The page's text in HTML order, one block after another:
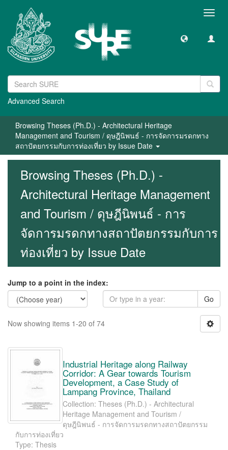
Advanced Search
Browsing Theses (Ph.D.) - Architectural Heritage
Management and Tourism / ดุษฎีนิพนธ์ - การจัดการมรดกทาง
สถาปัตยกรรมกับการท่องเที่ยว by Issue Date
Browsing Theses (Ph.D.) -
Architectural Heritage Management
and Tourism / ดุษฎีนิพนธ์ - การ
จัดการมรดกทางสถาปัตยกรรมกับการ
ท่องเที่ยว by Issue Date
Jump to a point in the index:
Go
Now showing items 1-20 of 74
Industrial Heritage along Railway
Corridor: A Gear towards Tourism
Development, a Case Study of
Lampang Province, Thailand
Collection: Theses (Ph.D.) - Architectural
Heritage Management and Tourism /
ดุษฎีนิพนธ์ - การจัดการมรดกทางสถาปัตยกรรม
กับการท่องเที่ยว
Type: Thesis